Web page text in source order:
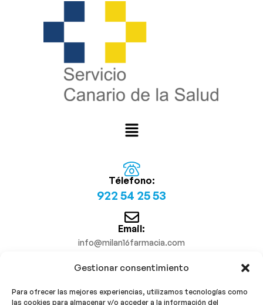
Gestionar consentimiento
Para ofrecer las mejores experiencias, utilizamos tecnologías como
las cookies para almacenar y/o acceder a la información del
Télefono:
922 54 25 53
Email:
info@milan16farmacia.com
¡Síguenos!